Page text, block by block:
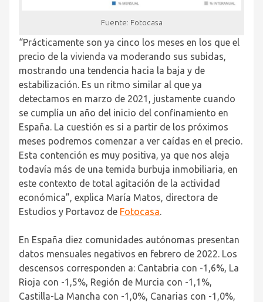
Fuente: Fotocasa
“Prácticamente son ya cinco los meses en los que el
precio de la vivienda va moderando sus subidas,
mostrando una tendencia hacia la baja y de
estabilización. Es un ritmo similar al que ya
detectamos en marzo de 2021, justamente cuando
se cumplía un año del inicio del confinamiento en
España. La cuestión es si a partir de los próximos
meses podremos comenzar a ver caídas en el precio.
Esta contención es muy positiva, ya que nos aleja
todavía más de una temida burbuja inmobiliaria, en
este contexto de total agitación de la actividad
económica”, explica María Matos, directora de
Estudios y Portavoz de Fotocasa.
En España diez comunidades autónomas presentan
datos mensuales negativos en febrero de 2022. Los
descensos corresponden a: Cantabria con -1,6%, La
Rioja con -1,5%, Región de Murcia con -1,1%,
Castilla-La Mancha con -1,0%, Canarias con -1,0%,